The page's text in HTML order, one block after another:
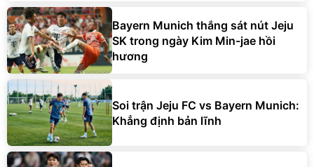
Bayern Munich thắng sát nút Jeju
SK trong ngày Kim Min-jae hồi
hương
Soi trận Jeju FC vs Bayern Munich:
Khẳng định bản lĩnh